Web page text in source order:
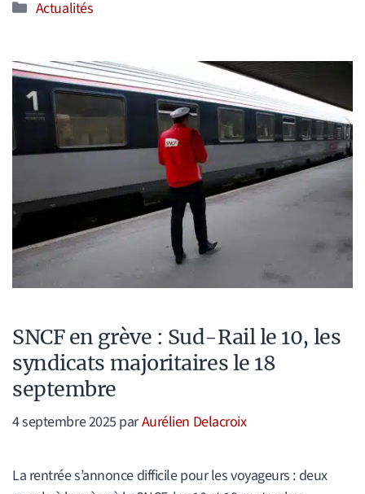
Catégories
Actualités
SNCF en grève : Sud-Rail le 10, les
syndicats majoritaires le 18
septembre
4 septembre 2025 parAurélien Delacroix
La rentrée s’annonce difficile pour les voyageurs : deux